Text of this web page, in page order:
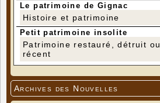
Le patrimoine de Gignac
Histoire et patrimoine
Petit patrimoine insolite
Patrimoine restauré, détruit ou
récent
Archives des Nouvelles